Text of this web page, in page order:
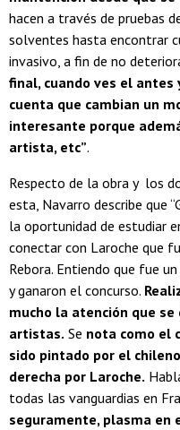
hacen a través de pruebas
solventes hasta encontrar
invasivo, a fin de no
final, cuando ves el antes
cuenta que cambian un
interesante porque
artista, etc”.
Respecto de la obra y los
esta, Navarro describe que
la oportunidad de estudiar
conectar con Laroche que
Rebora. Entiendo que fue
y ganaron el concurso.
mucho la atención que
artistas. Se nota como el
sido pintado por el
derecha por Laroche.
todas las vanguardias en
seguramente, plasma en